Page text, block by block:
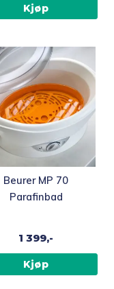
Kjøp
Beurer MP 70
Parafinbad
1 399,-
Kjøp